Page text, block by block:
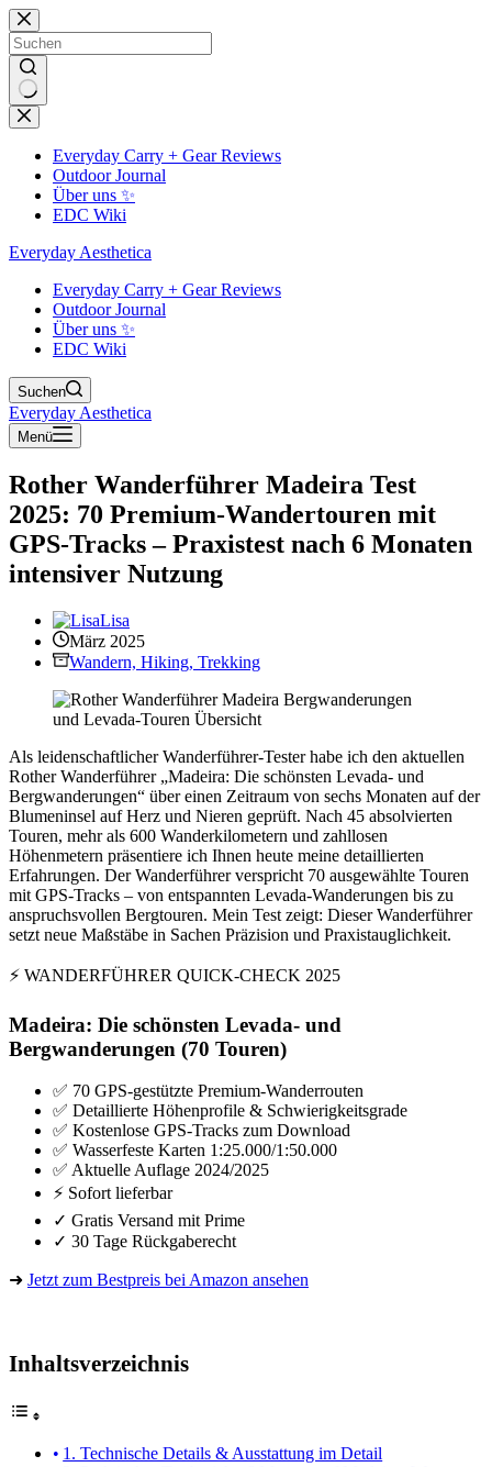
Zum
Inhalt
springen
Keine
Ergebnisse
Everyday Carry + Gear Reviews
Outdoor Journal
Über uns ✨
EDC Wiki
Everyday Aesthetica
Everyday Carry + Gear Reviews
Outdoor Journal
Über uns ✨
EDC Wiki
Suchen
Everyday Aesthetica
Menü
Rother Wanderführer Madeira Test
2025: 70 Premium-Wandertouren mit
GPS-Tracks – Praxistest nach 6 Monaten
intensiver Nutzung
Lisa
März 2025
Wandern, Hiking, Trekking
Als leidenschaftlicher Wanderführer-Tester habe ich den aktuellen
Rother Wanderführer „Madeira: Die schönsten Levada- und
Bergwanderungen“ über einen Zeitraum von sechs Monaten auf der
Blumeninsel auf Herz und Nieren geprüft. Nach 45 absolvierten
Touren, mehr als 600 Wanderkilometern und zahllosen
Höhenmetern präsentiere ich Ihnen heute meine detaillierten
Erfahrungen. Der Wanderführer verspricht 70 ausgewählte Touren
mit GPS-Tracks – von entspannten Levada-Wanderungen bis zu
anspruchsvollen Bergtouren. Mein Test zeigt: Dieser Wanderführer
setzt neue Maßstäbe in Sachen Präzision und Praxistauglichkeit.
⚡ WANDERFÜHRER QUICK-CHECK 2025
Madeira: Die schönsten Levada- und
Bergwanderungen (70 Touren)
✅ 70 GPS-gestützte Premium-Wanderrouten
✅ Detaillierte Höhenprofile & Schwierigkeitsgrade
✅ Kostenlose GPS-Tracks zum Download
✅ Wasserfeste Karten 1:25.000/1:50.000
✅ Aktuelle Auflage 2024/2025
⚡ Sofort lieferbar
✓ Gratis Versand mit Prime
✓ 30 Tage Rückgaberecht
➜ Jetzt zum Bestpreis bei Amazon ansehen
Inhaltsverzeichnis
1. Technische Details & Ausstattung im Detail